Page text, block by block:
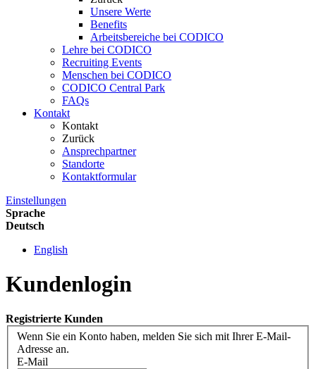
Unsere Werte
Benefits
Arbeitsbereiche bei CODICO
Lehre bei CODICO
Recruiting Events
Menschen bei CODICO
CODICO Central Park
FAQs
Kontakt
Kontakt
Zurück
Ansprechpartner
Standorte
Kontaktformular
Einstellungen
Sprache
Deutsch
English
Kundenlogin
Registrierte Kunden
Wenn Sie ein Konto haben, melden Sie sich mit Ihrer E-Mail-
Adresse an.
E-Mail